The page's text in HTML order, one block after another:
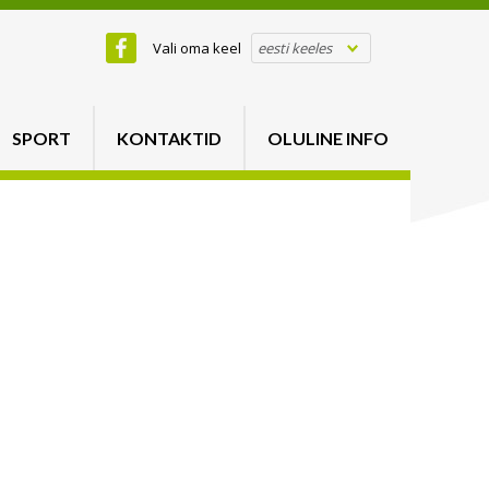
Vali oma keel eesti keeles
SPORT KONTAKTID OLULINE INFO